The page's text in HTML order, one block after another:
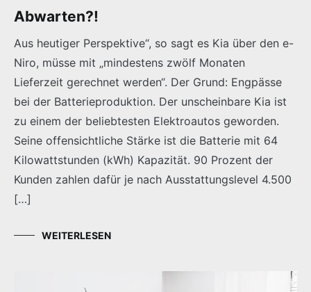
Abwarten?!
Aus heutiger Perspektive“, so sagt es Kia über den e-
Niro, müsse mit „mindestens zwölf Monaten
Lieferzeit gerechnet werden“. Der Grund: Engpässe
bei der Batterieproduktion. Der unscheinbare Kia ist
zu einem der beliebtesten Elektroautos geworden.
Seine offensichtliche Stärke ist die Batterie mit 64
Kilowattstunden (kWh) Kapazität. 90 Prozent der
Kunden zahlen dafür je nach Ausstattungslevel 4.500
[…]
WEITERLESEN